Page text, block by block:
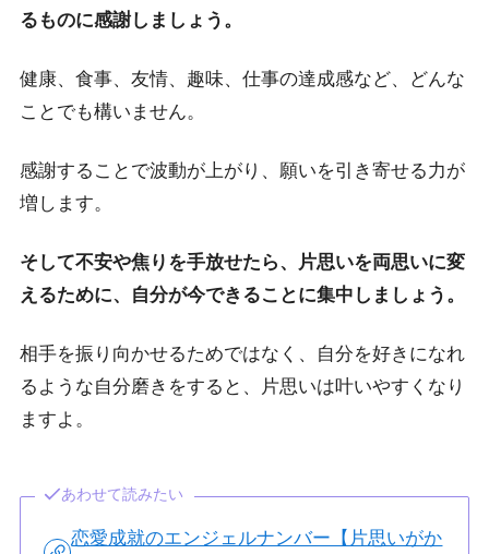
るものに感謝しましょう。
健康、食事、友情、趣味、仕事の達成感など、どんな
ことでも構いません。
感謝することで波動が上がり、願いを引き寄せる力が
増します。
そして不安や焦りを手放せたら、片思いを両思いに変
えるために、自分が今できることに集中しましょう。
相手を振り向かせるためではなく、自分を好きになれ
るような自分磨きをすると、片思いは叶いやすくなり
ますよ。
あわせて読みたい
恋愛成就のエンジェルナンバー【片思いがか